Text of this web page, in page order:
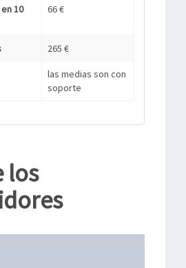
10
66 €
265 €
las medias son con
soporte
los